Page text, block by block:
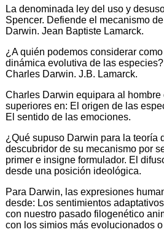
La denominada ley del uso y
Spencer. Defiende el mecanismo
Darwin. Jean Baptiste Lamarck.
¿A quién podemos considerar
dinámica evolutiva de las
Charles Darwin. J.B. Lamarck.
Charles Darwin equipara al
superiores en: El origen de las
El sentido de las emociones.
¿Qué supuso Darwin para la teoría
descubridor de su mecanismo por
primer e insigne formulador. El
desde una posición ideológica.
Para Darwin, las expresiones
desde: Los sentimientos
con nuestro pasado filogenético
con los simios más evolucionados